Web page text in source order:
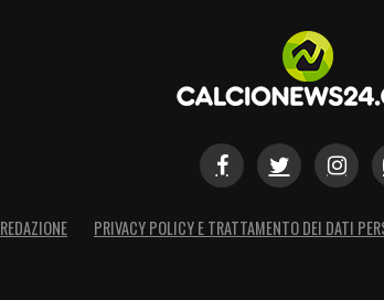
REDAZIONE PRIVACY POLICY E TRATTAMENTO DEI DATI